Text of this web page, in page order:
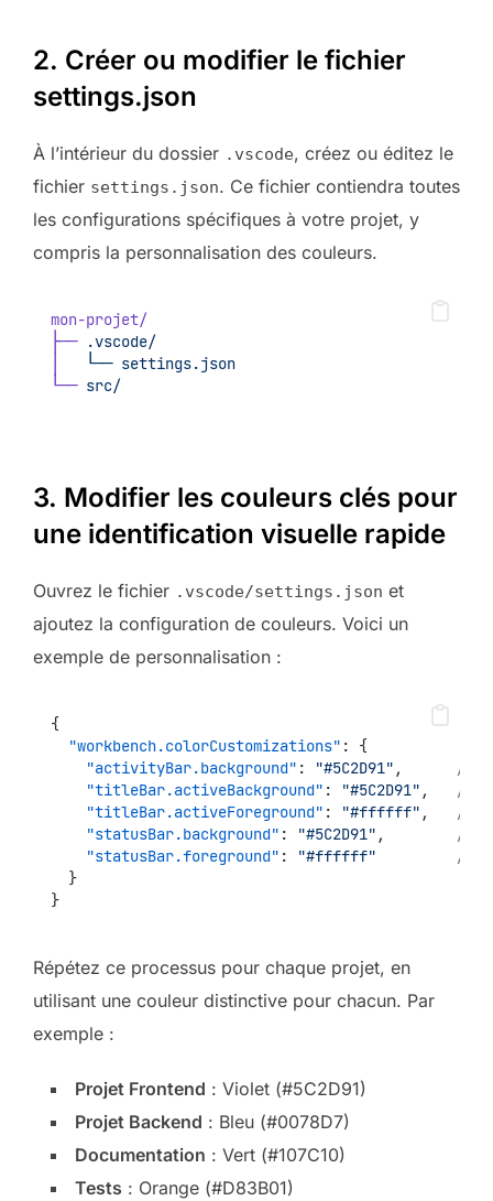
2. Créer ou modifier le fichier
settings.json
À l’intérieur du dossier .vscode, créez ou éditez le
fichier settings.json. Ce fichier contiendra toutes
les configurations spécifiques à votre projet, y
compris la personnalisation des couleurs.
mon-projet/
├──
.vscode/
└── settings.json
└── src/
3. Modifier les couleurs clés pour
une identification visuelle rapide
Ouvrez le fichier .vscode/settings.json et
ajoutez la configuration de couleurs. Voici un
exemple de personnalisation :
{
"workbench.colorCustomizations" : {
"activityBar.background" : "#5C2D91" ,
//
"titleBar.activeBackground" : "#5C2D91" ,
//
"titleBar.activeForeground" : "#ffffff" ,
//
"statusBar.background" : "#5C2D91" ,
//
"statusBar.foreground" : "#ffffff"
//
  }
}
Répétez ce processus pour chaque projet, en
utilisant une couleur distinctive pour chacun. Par
exemple :
Projet Frontend : Violet (#5C2D91)
Projet Backend : Bleu (#0078D7)
Documentation : Vert (#107C10)
Tests : Orange (#D83B01)